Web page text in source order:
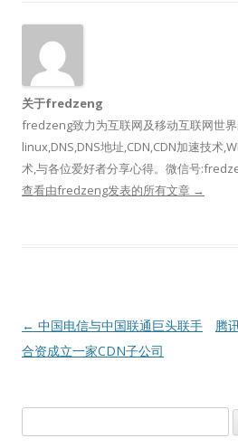
关于fredzeng
fredzeng致力为互联网及移动互联网世
linux,DNS,DNS地址,CDN,CDN加速技术
术,与各位爱好者分享心得。微信号
查看由fredzeng发表的所有文章 →
文
章
← 中国电信与中国联通巨头联手
合资成立一家CDN子公司
腾
索：